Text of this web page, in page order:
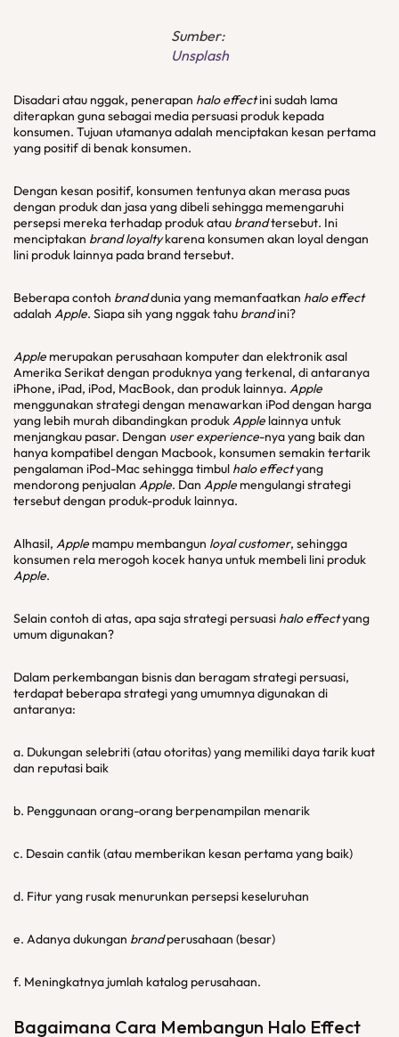
Sumber:
Unsplash
Disadari atau nggak, penerapan halo effectini sudah lama
diterapkan guna sebagai media persuasi produk kepada
konsumen. Tujuan utamanya adalah menciptakan kesan pertama
yang positif di benak konsumen.
Dengan kesan positif, konsumen tentunya akan merasa puas
dengan produk dan jasa yang dibeli sehingga memengaruhi
persepsi mereka terhadap produk atau brandtersebut. Ini
menciptakan brand loyaltykarena konsumen akan loyal dengan
lini produk lainnya pada brand tersebut.
Beberapa contoh branddunia yang memanfaatkan halo effect
adalah Apple. Siapa sih yang nggak tahu brandini?
Apple merupakan perusahaan komputer dan elektronik asal
Amerika Serikat dengan produknya yang terkenal, di antaranya
iPhone, iPad, iPod, MacBook, dan produk lainnya. Apple
menggunakan strategi dengan menawarkan iPod dengan harga
yang lebih murah dibandingkan produkApple lainnya untuk
menjangkau pasar. Dengan user experience-nya yang baik dan
hanya kompatibel dengan Macbook, konsumen semakin tertarik
pengalaman iPod-Mac sehingga timbul halo effectyang
mendorong penjualan Apple. Dan Apple mengulangi strategi
tersebut dengan produk-produk lainnya.
Alhasil, Apple mampu membangun loyal customer, sehingga
konsumen rela merogoh kocek hanya untuk membeli lini produk
Apple.
Selain contoh di atas, apa saja strategi persuasi halo effectyang
umum digunakan?
Dalam perkembangan bisnis dan beragam strategi persuasi,
terdapat beberapa strategi yang umumnya digunakan di
antaranya:
a. Dukungan selebriti (atau otoritas) yang memiliki daya tarik kuat
dan reputasi baik
b. Penggunaan orang-orang berpenampilan menarik
c. Desain cantik (atau memberikan kesan pertama yang baik)
d. Fitur yang rusak menurunkan persepsi keseluruhan
e. Adanya dukungan brandperusahaan (besar)
f. Meningkatnya jumlah katalog perusahaan.
Bagaimana Cara Membangun Halo Effect